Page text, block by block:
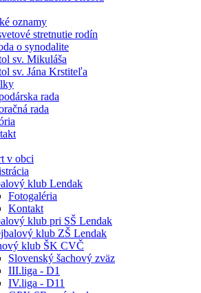
oznamy
stretnutie rodín
o synodalite
sv. Mikuláša
sv. Jána Krstiteľa
rada
rada
v obci
klub Lendak
Fotogaléria
Kontakt
klub pri SŠ Lendak
klub ZŠ Lendak
klub ŠK CVČ
Slovenský šachový zväz
III.liga - D1
IV.liga - D11